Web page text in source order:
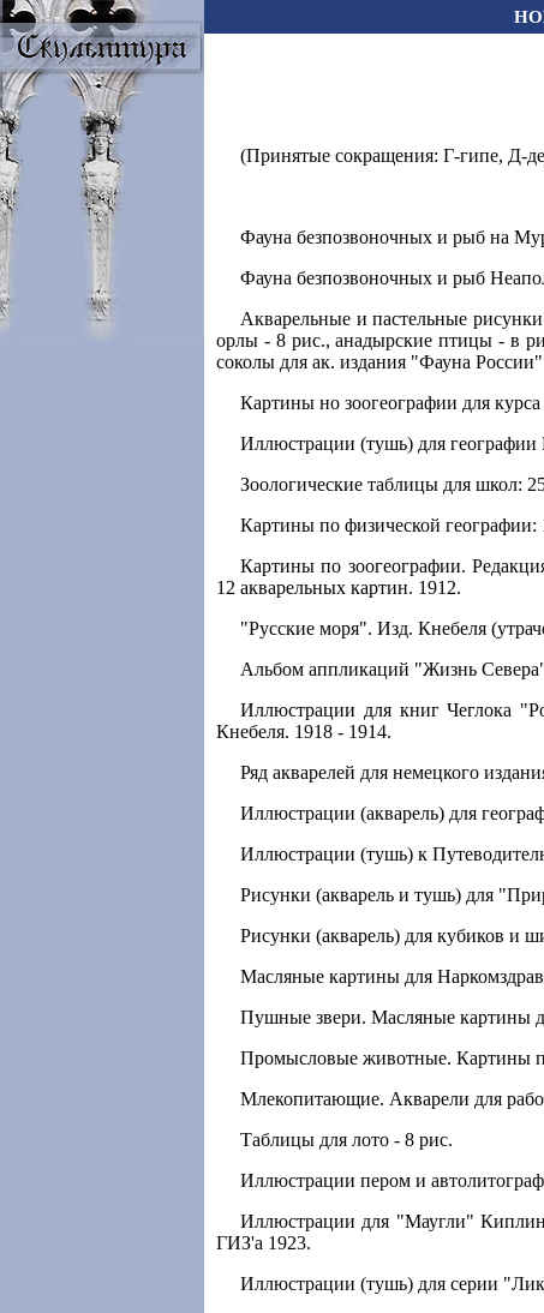
(Принятые сокращения: Г-гипе, Д-
Фауна безпозвоночных и рыб на
Фауна безпозвоночных и рыб
Акварельные и пастельные
орлы - 8 рис., анадырские птицы - в
соколы для ак. издания "Фауна
Картины но зоогеографии для
Иллюстрации (тушь) для географии
Зоологические таблицы для школ:
Картины по физической географии:
Картины по зоогеографии.
12 акварельных картин. 1912.
"Русские моря". Изд. Кнебеля
Альбом аппликаций "Жизнь
Иллюстрации для книг Чеглока
Кнебеля. 1918 - 1914.
Ряд акварелей для немецкого
Иллюстрации (акварель) для
Иллюстрации (тушь) к
Рисунки (акварель и тушь) для
Рисунки (акварель) для кубиков и
Масляные картины для
Пушные звери. Масляные картины
Промысловые животные. Картины
Млекопитающие. Акварели для
Таблицы для лото - 8 рис.
Иллюстрации пером и
Иллюстрации для "Маугли"
ГИЗ'а 1923.
Иллюстрации (тушь) для серии